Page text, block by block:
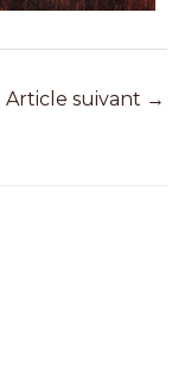
Article suivant →